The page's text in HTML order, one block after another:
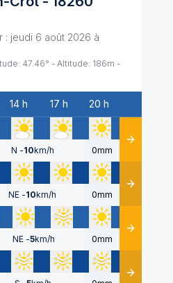
: jeudi 6 août 2026 à
47.46° - Altitude: 186m -
14 h 17 h 20 h
N -10km/h 0mm Détails
NE -10km/h 0mm Détails
NE -5km/h 0mm Détails
Détails